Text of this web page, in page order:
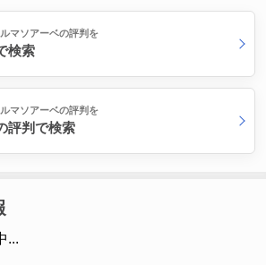
マソアーベの評判を
検索
マソアーベの評判を
評判で検索
...